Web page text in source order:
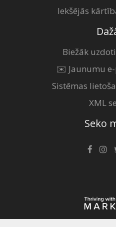
Iekšējās
Biežāk
✉️ Jaunumu e-
Sistēmas
XML
Seko